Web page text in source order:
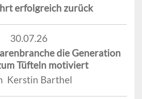
erfolgreich zurück
30.07.26
die Generation
Tüfteln motiviert
Kerstin Barthel